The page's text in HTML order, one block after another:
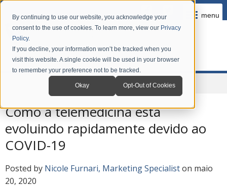
By continuing to use our website, you acknowledge your
consent to the use of cookies. To learn more, view our Privacy
Policy.
If you decline, your information won’t be tracked when you
visit this website. A single cookie will be used in your browser
to remember your preference not to be tracked.
Okay Opt-Out of Cookies
menu
News Grandstream Blog em Português
Como a telemedicina está
evoluindo rapidamente devido ao
COVID-19
Posted by Nicole Furnari, Marketing Specialiston maio
20, 2020